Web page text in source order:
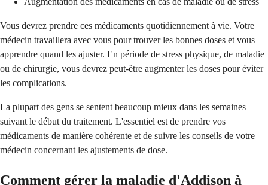
Vous devrez prendre ces médicaments quotidiennement à vie. Votre
médecin travaillera avec vous pour trouver les bonnes doses et vous
apprendre quand les ajuster. En période de stress physique, de maladie
ou de chirurgie, vous devrez peut-être augmenter les doses pour éviter
les complications.
La plupart des gens se sentent beaucoup mieux dans les semaines
suivant le début du traitement. L'essentiel est de prendre vos
médicaments de manière cohérente et de suivre les conseils de votre
médecin concernant les ajustements de dose.
Comment gérer la maladie d'Addison à